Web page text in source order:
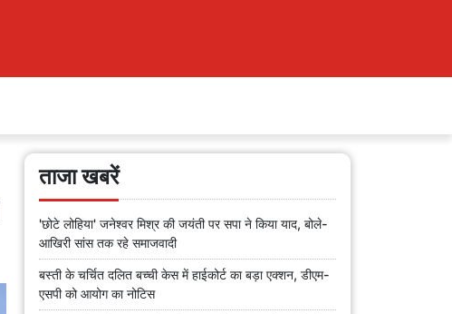
ताजा खबरें
'छोटे लोहिया' जनेश्वर मिश्र की जयंती पर सपा ने किया याद, बोले-
आखिरी सांस तक रहे समाजवादी
बस्ती के चर्चित दलित बच्ची केस में हाईकोर्ट का बड़ा एक्शन, डीएम-
एसपी को आयोग का नोटिस